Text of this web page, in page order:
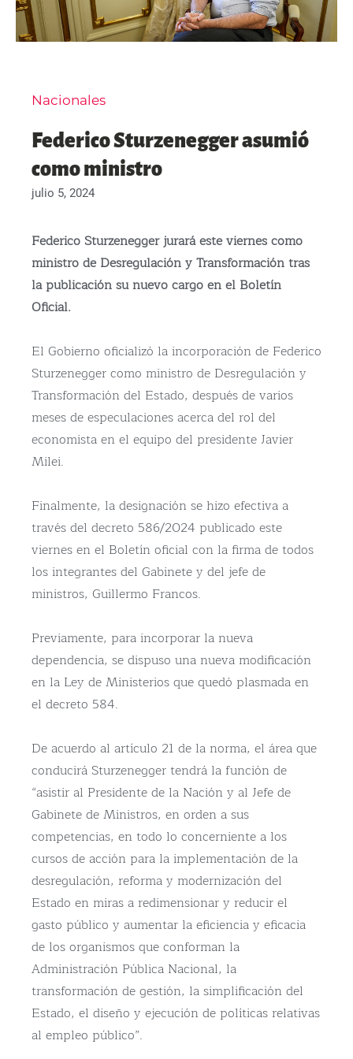
Nacionales
Federico Sturzenegger asumió
como ministro
julio 5, 2024
Federico Sturzenegger jurará este viernes como
ministro de Desregulación y Transformación tras
la publicación su nuevo cargo en el Boletín
Oficial.
El Gobierno oficializó la incorporación de Federico
Sturzenegger como ministro de Desregulación y
Transformación del Estado, después de varios
meses de especulaciones acerca del rol del
economista en el equipo del presidente Javier
Milei.
Finalmente, la designación se hizo efectiva a
través del decreto 586/2024 publicado este
viernes en el Boletín oficial con la firma de todos
los integrantes del Gabinete y del jefe de
ministros, Guillermo Francos.
Previamente, para incorporar la nueva
dependencia, se dispuso una nueva modificación
en la Ley de Ministerios que quedó plasmada en
el decreto 584.
De acuerdo al artículo 21 de la norma, el área que
conducirá Sturzenegger tendrá la función de
“asistir al Presidente de la Nación y al Jefe de
Gabinete de Ministros, en orden a sus
competencias, en todo lo concerniente a los
cursos de acción para la implementación de la
desregulación, reforma y modernización del
Estado en miras a redimensionar y reducir el
gasto público y aumentar la eficiencia y eficacia
de los organismos que conforman la
Administración Pública Nacional, la
transformación de gestión, la simplificación del
Estado, el diseño y ejecución de políticas relativas
al empleo público”.